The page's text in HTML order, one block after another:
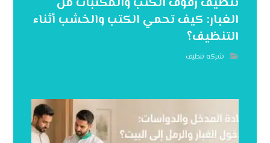
الغبار: كيف تحمي الكتب والخشب أثناء
التنظيف؟
شركه تنظيف